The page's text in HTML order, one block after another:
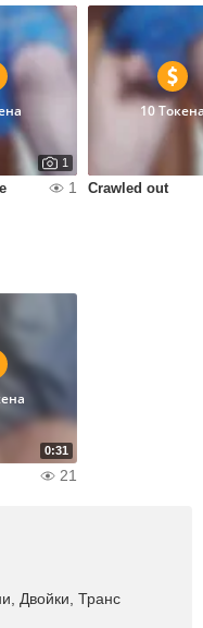
1
1
10
Crawled out
0:31
21
Двойки, Транс